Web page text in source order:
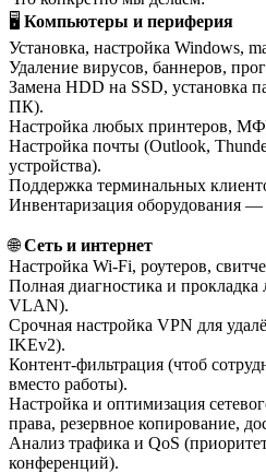
🖥 Компьютеры и периферия
Установка, настройка Windows,
Удаление вирусов, баннеров,
Замена HDD на SSD, установка
ПК).
Настройка любых принтеров,
Настройка почты (Outlook,
устройства).
Поддержка терминальных
Инвентаризация оборудования —
🌐Сеть и интернет
Настройка Wi-Fi, роутеров,
Полная диагностика и
VLAN).
Срочная настройка VPN для
IKEv2).
Контент-фильтрация (чтоб
вместо работы).
Настройка и оптимизация
права, резервное копирование,
Анализ трафика и QoS
конференций).